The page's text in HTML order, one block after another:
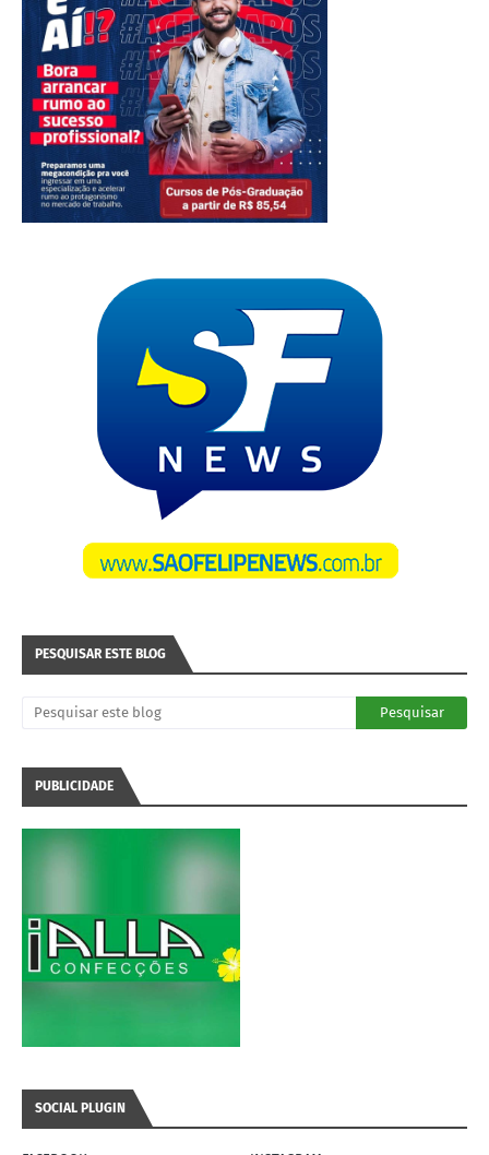
PESQUISAR ESTE BLOG
PUBLICIDADE
SOCIAL PLUGIN